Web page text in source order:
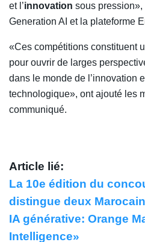
et l’innovation sous pression»,
Generation AI et la plateforme
«Ces compétitions constituent
pour ouvrir de larges
dans le monde de l’innovation
technologique», ont ajouté les
communiqué.
Article lié:
La 10e édition du
distingue deux
IA générative: Orange
Intelligence»